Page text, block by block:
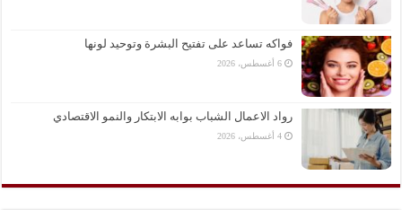
فواكه تساعد على تفتيح البشرة وتوحيد لونها
6 أغسطس، 2026
رواد الاعمال الشباب بوابه الابتكار والنمو الاقتصادي
4 أغسطس، 2026